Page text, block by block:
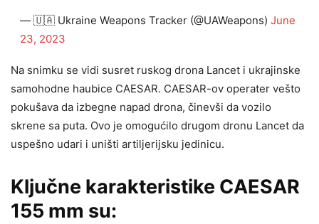
— 🇺🇦 Ukraine Weapons Tracker (@UAWeapons) June
23, 2023
Na snimku se vidi susret ruskog drona Lancet i ukrajinske
samohodne haubice CAESAR. CAESAR-ov operater vešto
pokušava da izbegne napad drona, činevši da vozilo
skrene sa puta. Ovo je omogućilo drugom dronu Lancet da
uspešno udari i uništi artiljerijsku jedinicu.
Ključne karakteristike CAESAR
155 mm su: